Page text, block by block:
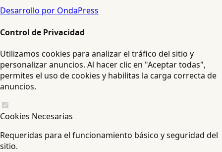
Desarrollo por OndaPress
Control de Privacidad
Utilizamos cookies para analizar el tráfico del sitio y
personalizar anuncios. Al hacer clic en "Aceptar todas",
permites el uso de cookies y habilitas la carga correcta de
anuncios.
Cookies Necesarias
Requeridas para el funcionamiento básico y seguridad del
sitio.